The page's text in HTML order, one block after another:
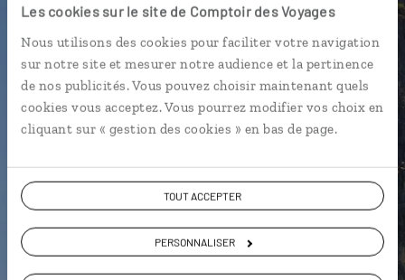
Les cookies sur le site de Comptoir des Voyages
Nous utilisons des cookies pour faciliter votre navigation
sur notre site et mesurer notre audience et la pertinence
de nos publicités. Vous pouvez choisir maintenant quels
cookies vous acceptez. Vous pourrez modifier vos choix en
cliquant sur « gestion des cookies » en bas de page.
TOUT ACCEPTER
PERSONNALISER
Thaïlande
L’itinéraire vers votre
float house
en 1 clic
Notre sélection de stands destreet
foodà Bangkok
L'album souvenirs à composer
vous-même